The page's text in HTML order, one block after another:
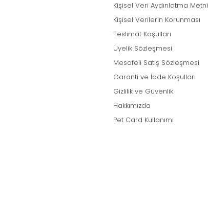
Kişisel Veri Aydınlatma Metni
Kişisel Verilerin Korunması
Teslimat Koşulları
Üyelik Sözleşmesi
Mesafeli Satış Sözleşmesi
Garanti ve İade Koşulları
Gizlilik ve Güvenlik
Hakkımızda
Pet Card Kullanımı